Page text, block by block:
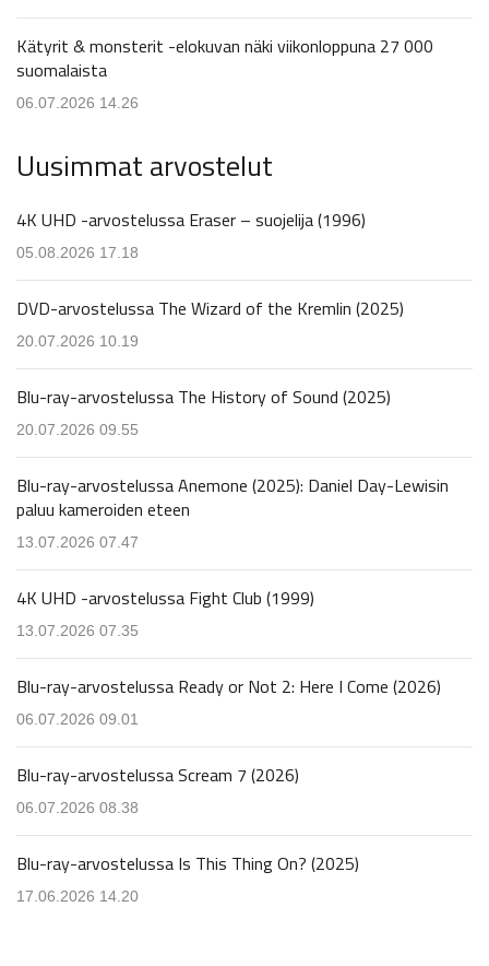
Kätyrit & monsterit -elokuvan näki viikonloppuna 27 000
suomalaista
06.07.2026 14.26
Uusimmat arvostelut
4K UHD -arvostelussa Eraser – suojelija (1996)
05.08.2026 17.18
DVD-arvostelussa The Wizard of the Kremlin (2025)
20.07.2026 10.19
Blu-ray-arvostelussa The History of Sound (2025)
20.07.2026 09.55
Blu-ray-arvostelussa Anemone (2025): Daniel Day-Lewisin
paluu kameroiden eteen
13.07.2026 07.47
4K UHD -arvostelussa Fight Club (1999)
13.07.2026 07.35
Blu-ray-arvostelussa Ready or Not 2: Here I Come (2026)
06.07.2026 09.01
Blu-ray-arvostelussa Scream 7 (2026)
06.07.2026 08.38
Blu-ray-arvostelussa Is This Thing On? (2025)
17.06.2026 14.20